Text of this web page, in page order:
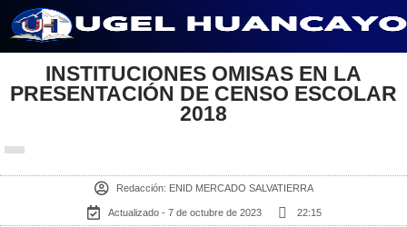
contenido
INSTITUCIONES OMISAS EN LA
PRESENTACIÓN DE CENSO ESCOLAR
2018
Redacción: ENID MERCADO SALVATIERRA
Actualizado - 7 de octubre de 2023 22:15